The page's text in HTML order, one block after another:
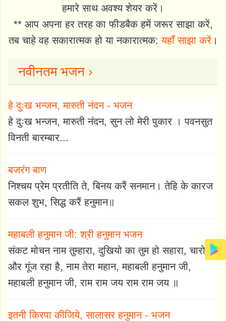
हमारे साथ अवश्य शेयर करें।
** आप अपना हर तरह का फीडबैक हमें जरूर साझा करें,
तब चाहे वह सकारात्मक हो या नकारात्मक:यहाँ साझा करें।
नवीनतम भजन ›
हे दुःख भन्जन, मारुती नंदन - भजन
हे दुःख भन्जन, मारुती नंदन, सुन लो मेरी पुकार । पवनसुत
विनती बारम्बार...
बजरंग बाण
निश्चय प्रेम प्रतीति ते, बिनय करैं सनमान। तेहि के कारज
सकल शुभ, सिद्ध करैं हनुमान॥
महाबली हनुमान जी: श्री हनुमान भजन
संकट मोचन नाम तुम्हारा, दुखियो का तुम हो सहारा, चारो
और गूंज रहा है, नाम तेरा महान, महाबली हनुमान जी,
महाबली हनुमान जी, राम राम जय राम राम जय ॥
इतनी किरपा कीजिये, सालासर हनुमान - भजन